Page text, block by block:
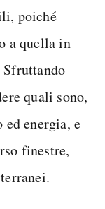
poiché
a quella in
quali sono,
ed energia, e
finestre,